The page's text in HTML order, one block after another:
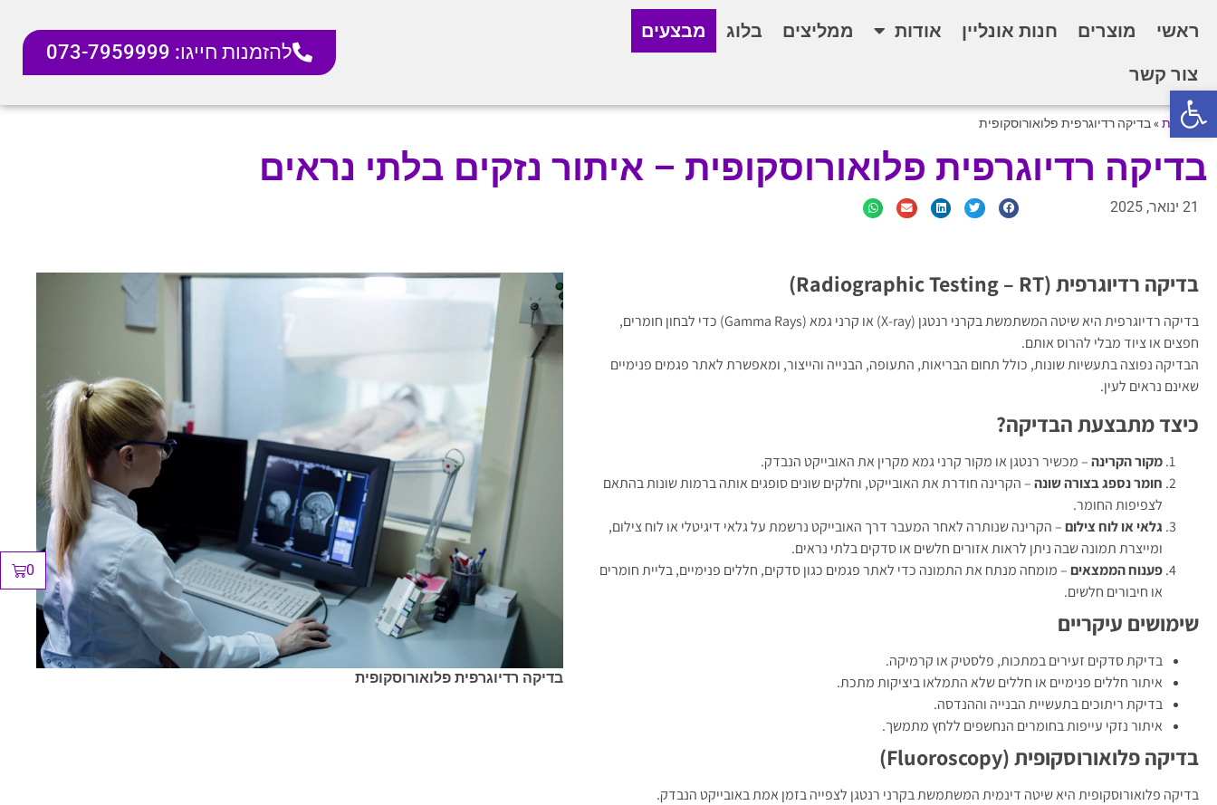
פתח סרגל נגישות
ראשי מוצרים חנות אונליין אודות ממליצים בלוג
מבצעים
צור קשר
להזמנות חייגו: 073-7959999
0
דף הבית»בדיקה רדיוגרפית פלואורוסקופית
בדיקה רדיוגרפית פלואורוסקופית – איתור נזקים בלתי נראים
21 ינואר, 2025
בדיקה רדיוגרפית (Radiographic Testing – RT)
בדיקה רדיוגרפית היא שיטה המשתמשת בקרני רנטגן (X-ray) או קרני גמא (Gamma Rays) כדי לבחון חומרים,
חפצים או ציוד מבלי להרוס אותם.
הבדיקה נפוצה בתעשיות שונות, כולל תחום הבריאות, התעופה, הבנייה והייצור, ומאפשרת לאתר פגמים פנימיים
שאינם נראים לעין.
כיצד מתבצעת הבדיקה?
מקור הקרינה– מכשיר רנטגן או מקור קרני גמא מקרין את האובייקט הנבדק.
חומר נספג בצורה שונה– הקרינה חודרת את האובייקט, וחלקים שונים סופגים אותה ברמות שונות בהתאם
לצפיפות החומר.
גלאי או לוח צילום– הקרינה שנותרה לאחר המעבר דרך האובייקט נרשמת על גלאי דיגיטלי או לוח צילום,
ומייצרת תמונה שבה ניתן לראות אזורים חלשים או סדקים בלתי נראים.
פענוח הממצאים– מומחה מנתח את התמונה כדי לאתר פגמים כגון סדקים, חללים פנימיים, בליית חומרים
או חיבורים חלשים.
שימושים עיקריים
בדיקת סדקים זעירים במתכות, פלסטיק או קרמיקה.
איתור חללים פנימיים או חללים שלא התמלאו ביציקות מתכת.
בדיקת ריתוכים בתעשיית הבנייה וההנדסה.
איתור נזקי עייפות בחומרים הנחשפים ללחץ מתמשך.
בדיקה פלואורוסקופית (Fluoroscopy)
בדיקה פלואורוסקופית היא שיטה דינמית המשתמשת בקרני רנטגן לצפייה בזמן אמת באובייקט הנבדק.
בדיקה רדיוגרפית פלואורוסקופית